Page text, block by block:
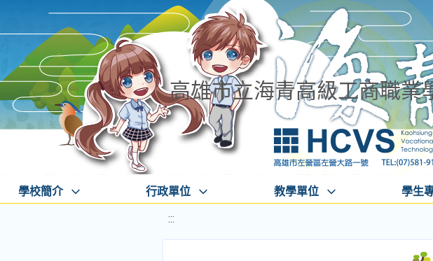
高雄市立海青高級工商職業
學校簡介 行政單位 教學單位 學生
:::